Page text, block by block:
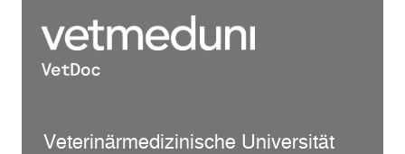
Veterinärmedizinische Universität